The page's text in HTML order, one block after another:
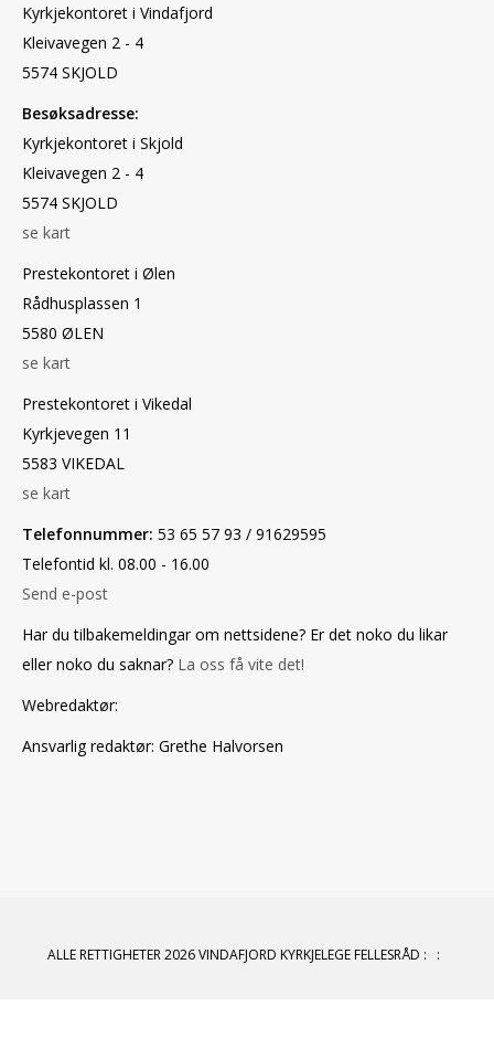
Kyrkjekontoret i Vindafjord
Kleivavegen 2 - 4
5574 SKJOLD
Besøksadresse:
Kyrkjekontoret i Skjold
Kleivavegen 2 - 4
5574 SKJOLD
se kart
Prestekontoret i Ølen
Rådhusplassen 1
5580 ØLEN
se kart
Prestekontoret i Vikedal
Kyrkjevegen 11
5583 VIKEDAL
se kart
Telefonnummer: 53 65 57 93 / 91629595
Telefontid kl. 08.00 - 16.00
Send e-post
Har du tilbakemeldingar om nettsidene? Er det noko du likar
eller noko du saknar? La oss få vite det!
Webredaktør:
Ansvarlig redaktør: Grethe Halvorsen
ALLE RETTIGHETER 2026 VINDAFJORD KYRKJELEGE FELLESRÅD : :